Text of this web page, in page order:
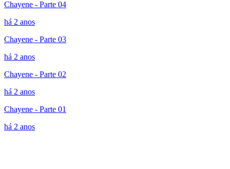
Chayene - Parte 04
há 2 anos
Chayene - Parte 03
há 2 anos
Chayene - Parte 02
há 2 anos
Chayene - Parte 01
há 2 anos